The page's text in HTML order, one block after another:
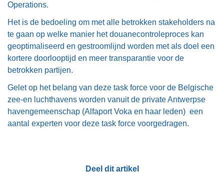
Operations.
Het is de bedoeling om met alle betrokken stakeholders na
te gaan op welke manier het douanecontroleproces kan
geoptimaliseerd en gestroomlijnd worden met als doel een
kortere doorlooptijd en meer transparantie voor de
betrokken partijen.
Gelet op het belang van deze task force voor de Belgische
zee-en luchthavens worden vanuit de private Antwerpse
havengemeenschap (Alfaport Voka en haar leden) een
aantal experten voor deze task force voorgedragen.
Deel dit artikel